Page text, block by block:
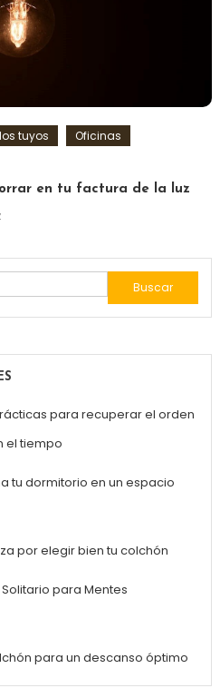
tuyos Oficinas
en tu factura de la luz
Buscar:
para recuperar el orden
el tiempo
tu dormitorio en un espacio
por elegir bien tu colchón
para Mentes
para un descanso óptimo